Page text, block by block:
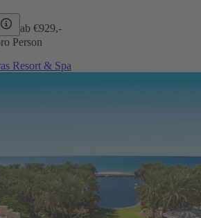
ab €929,-
Person
Resort & Spa